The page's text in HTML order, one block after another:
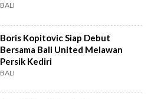
BALI
Boris Kopitovic Siap Debut
Bersama Bali United Melawan
Persik Kediri
BALI